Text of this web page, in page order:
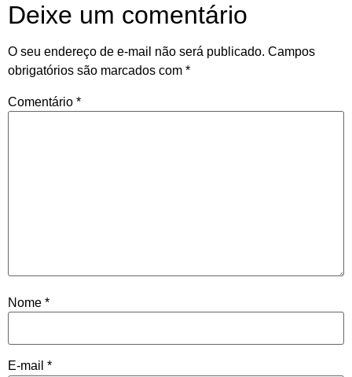
Deixe um comentário
O seu endereço de e-mail não será publicado. Campos
obrigatórios são marcados com *
Comentário *
Nome *
E-mail *